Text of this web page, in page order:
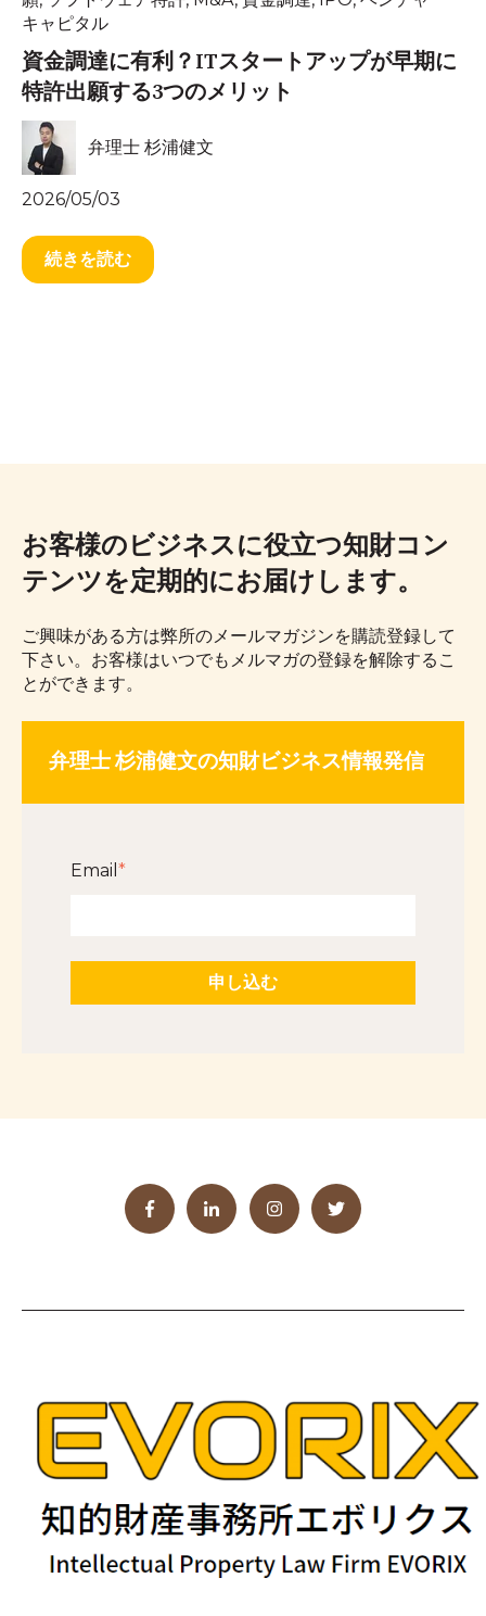
キャピタル
資金調達に有利？ITスタートアップが早期に
特許出願する3つのメリット
弁理士 杉浦健文
2026/05/03
続きを読む
お客様のビジネスに役立つ知財コン
テンツを定期的にお届けします。
ご興味がある方は弊所のメールマガジンを購読登録して
下さい。お客様はいつでもメルマガの登録を解除するこ
とができます。
弁理士 杉浦健文の知財ビジネス情報発信
Email *